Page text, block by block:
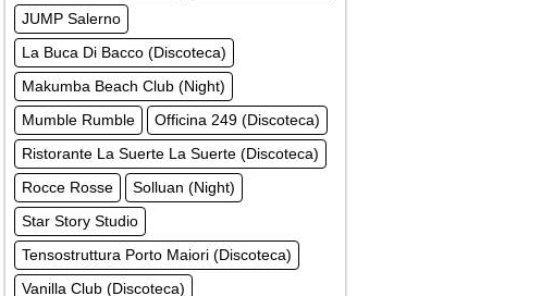
JUMP Salerno
La Buca Di Bacco (Discoteca)
Makumba Beach Club (Night)
Mumble Rumble
Officina 249 (Discoteca)
Ristorante La Suerte La Suerte (Discoteca)
Rocce Rosse
Solluan (Night)
Star Story Studio
Tensostruttura Porto Maiori (Discoteca)
Vanilla Club (Discoteca)